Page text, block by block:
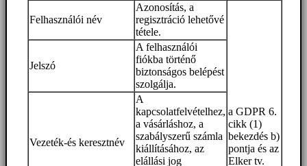
Felhasználói név
Azonosítás, a
regisztráció lehetővé
tétele.
a GDPR 6.
cikk (1)
bekezdés b)
pontja és az
Elker tv.
Jelszó
A felhasználói
fiókba történő
biztonságos belépést
szolgálja.
Vezeték-és keresztnév
A
kapcsolatfelvételhez,
a vásárláshoz, a
szabályszerű számla
kiállításához, az
elállási jog